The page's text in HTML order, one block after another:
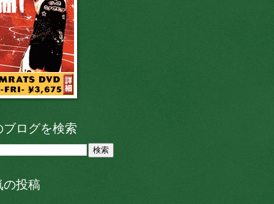
ブログを検索
の投稿